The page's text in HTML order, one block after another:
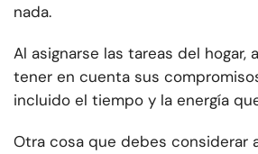
nada.
Al asignarse las tareas del hogar,
tener en cuenta sus
incluido el tiempo y la energía
Otra cosa que debes considerar